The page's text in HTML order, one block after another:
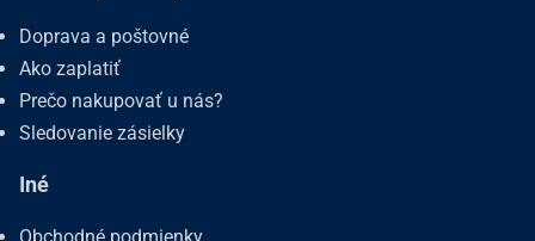
Doprava a poštovné
Ako zaplatiť
Prečo nakupovať u nás?
Sledovanie zásielky
Iné